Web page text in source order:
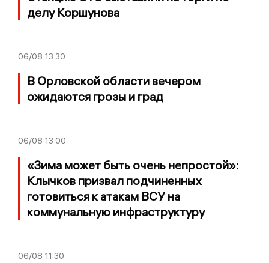
делу Коршунова
06/08 13:30
В Орловской области вечером
ожидаются грозы и град
06/08 13:00
«Зима может быть очень непростой»:
Клычков призвал подчиненных
готовиться к атакам ВСУ на
коммунальную инфраструктуру
06/08 11:30